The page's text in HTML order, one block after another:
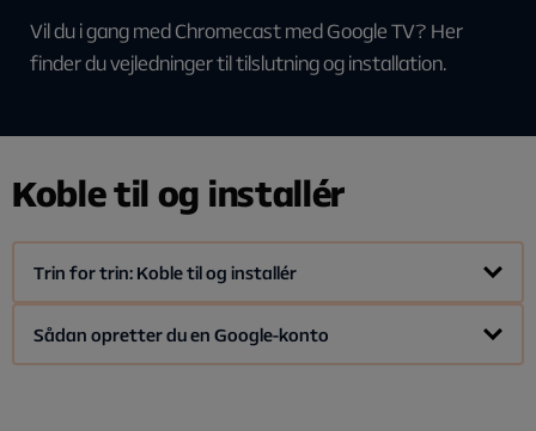
Vil du i gang med Chromecast med Google TV? Her
finder du vejledninger til tilslutning og installation.
Koble til og installér
Trin for trin: Koble til og installér
Tænd dit TV.
Tilslut din Chromecast til en ledig HDMI-indgang på dit TV.
Sådan opretter du en Google-konto